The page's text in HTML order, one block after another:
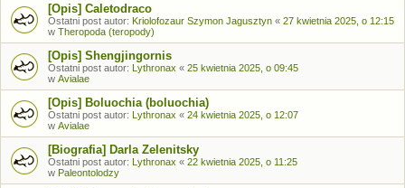
[Opis] Caletodraco
Ostatni post autor: Kriolofozaur Szymon Jagusztyn « 27 kwietnia 2025, o 12:15
w Theropoda (teropody)
[Opis] Shengjingornis
Ostatni post autor: Lythronax « 25 kwietnia 2025, o 09:45
w Avialae
[Opis] Boluochia (boluochia)
Ostatni post autor: Lythronax « 24 kwietnia 2025, o 12:07
w Avialae
[Biografia] Darla Zelenitsky
Ostatni post autor: Lythronax « 22 kwietnia 2025, o 11:25
w Paleontolodzy